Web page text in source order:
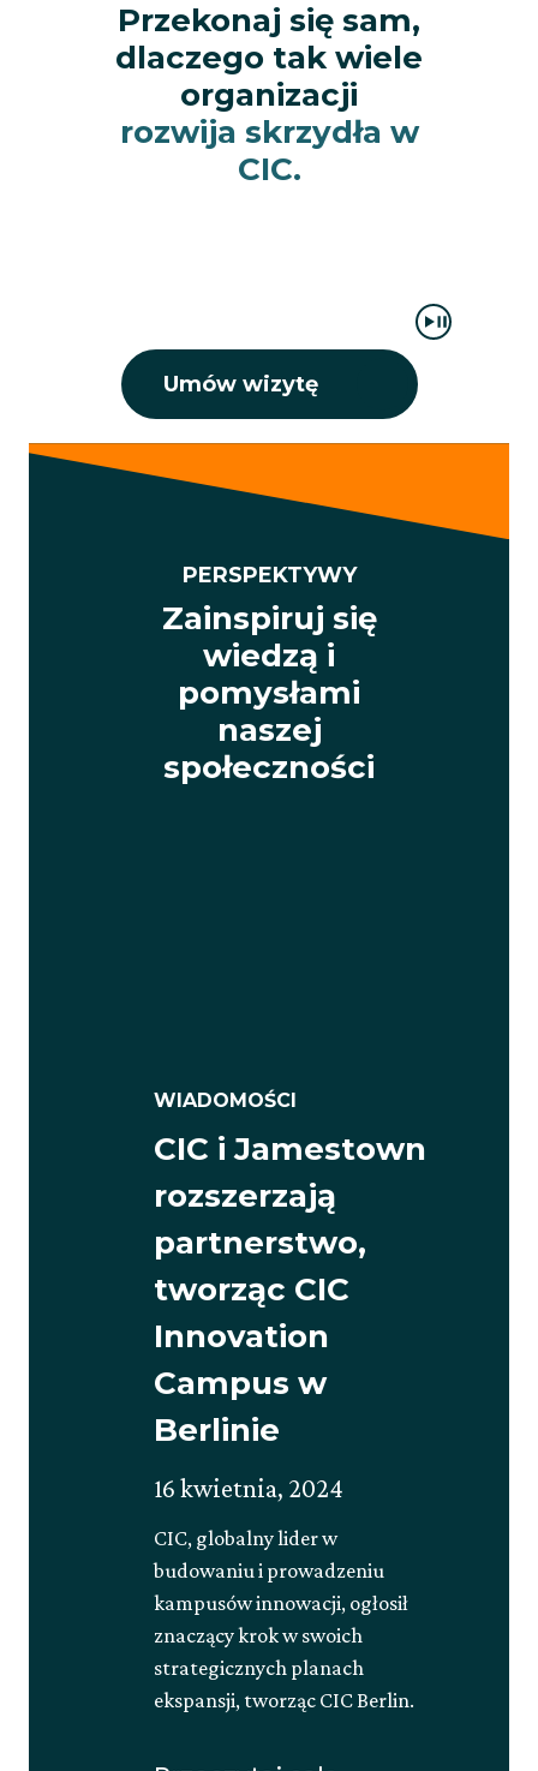
Przekonaj się sam,
dlaczego tak wiele
organizacji
rozwija skrzydła w
CIC.
Umów wizytę
PERSPEKTYWY
Zainspiruj się
wiedzą i
pomysłami
naszej
społeczności
WIADOMOŚCI
CIC i Jamestown
rozszerzają
partnerstwo,
tworząc CIC
Innovation
Campus w
Berlinie
Opublikowano
16 kwietnia, 2024
maja,
2025
CIC, globalny lider w
budowaniu i prowadzeniu
kampusów innowacji, ogłosił
znaczący krok w swoich
strategicznych planach
ekspansji, tworząc CIC Berlin.